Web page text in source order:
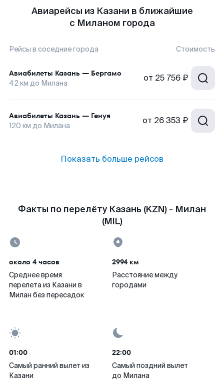
Авиарейсы из Казани в ближайшие
с Миланом города
Рейсы в соседние города Стоимость
Авиабилеты Казань — Бергамо
42 км до Милана от 25 756 ₽
Авиабилеты Казань — Генуя
120 км до Милана от 26 353 ₽
Показать больше рейсов
Факты по перелёту Казань (KZN) - Милан
(MIL)
около 4 часов
Среднее время
перелета из Казани в
Милан без пересадок
2994 км
Расстояние между
городами
01:00
Самый ранний вылет из
Казани
22:00
Самый поздний вылет
до Милана